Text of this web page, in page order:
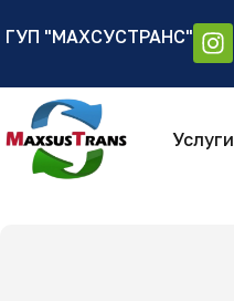
ГУП "МАХСУСТРАНС"
Размер шрифта: Аа
Услуги